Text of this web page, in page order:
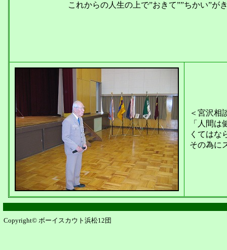
これからの人生の上で”おきて””ちかい”が
＜宮沢
「人間
くてはな
その為に
Copyright© ボーイスカウト浜松12団